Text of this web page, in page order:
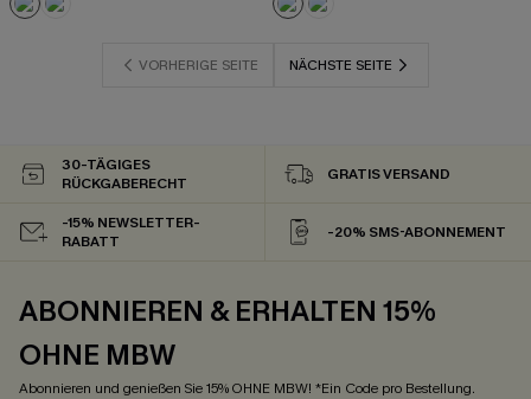
VORHERIGE SEITE NÄCHSTE SEITE
30-TÄGIGES
RÜCKGABERECHT
GRATIS VERSAND
-15% NEWSLETTER-
RABATT
-20% SMS-ABONNEMENT
ABONNIEREN & ERHALTEN 15%
OHNE MBW
Abonnieren und genießen Sie 15% OHNE MBW! *Ein Code pro Bestellung.